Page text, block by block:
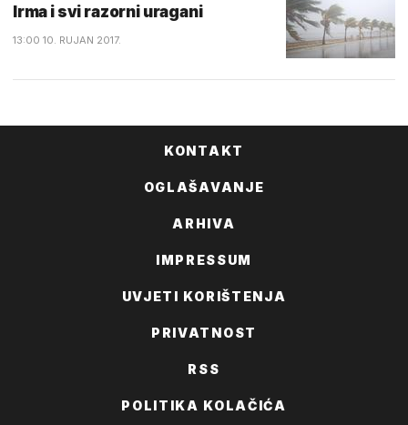
Irma i svi razorni uragani
13:00 10. RUJAN 2017.
KONTAKT
OGLAŠAVANJE
ARHIVA
IMPRESSUM
UVJETI KORIŠTENJA
PRIVATNOST
RSS
POLITIKA KOLAČIĆA